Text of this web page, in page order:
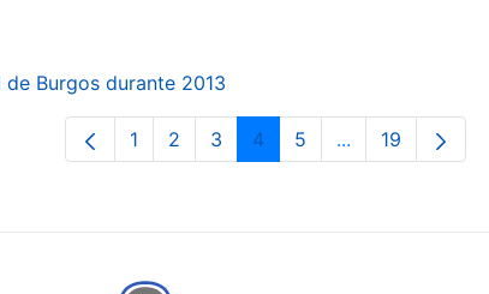
Burgos durante 2013
Page
1 Page
2 Page
3 Page
4 Page
5 ...Intermediate
Page
19